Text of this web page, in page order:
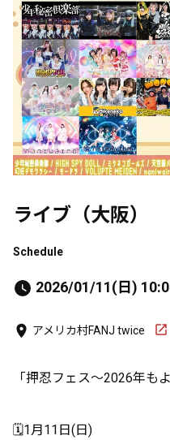
ライブ（大阪）
Schedule
2026/01/11(日)
アメリカ村FANJ twice
「押忍フェス〜2026年も
🗓️1月11日(日)